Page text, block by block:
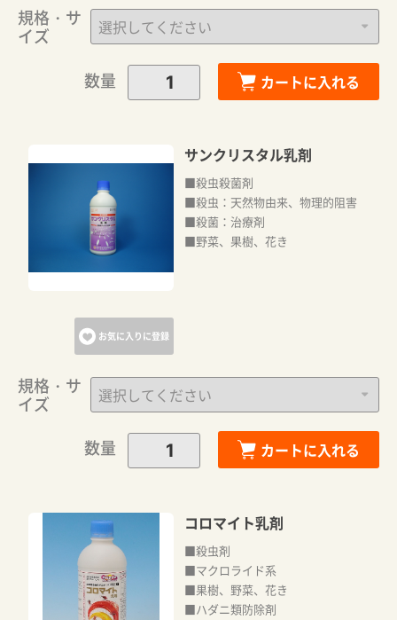
規格・サ
イズ
数量
カートに入れる
お気に入りに登録
サンクリスタル乳剤
■殺虫殺菌剤
■殺虫：天然物由来、物理的阻害
■殺菌：治療剤
■野菜、果樹、花き
規格・サ
イズ
数量
カートに入れる
コロマイト乳剤
■殺虫剤
■マクロライド系
■果樹、野菜、花き
■ハダニ類防除剤